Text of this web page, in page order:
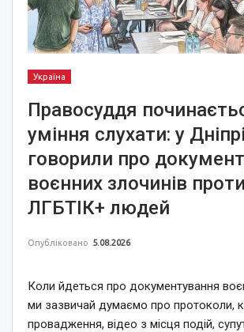
Україна
Правосуддя
уміння слухати: у Дніпрі
говорили про
воєнних злочинів проти
ЛГБТІК+ людей
Опубліковано 5.08.2026
Коли йдеться про документування
ми зазвичай думаємо про протоколи,
провадження, відео з місця подій,